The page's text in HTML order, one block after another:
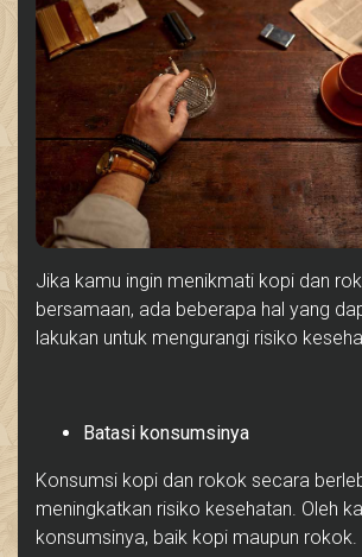
Jika kamu ingin menikmati kopi dan
bersamaan, ada beberapa hal yang
lakukan untuk mengurangi risiko
Batasi konsumsinya
Konsumsi kopi dan rokok secara
meningkatkan risiko kesehatan. Oleh
konsumsinya, baik kopi maupun rokok.